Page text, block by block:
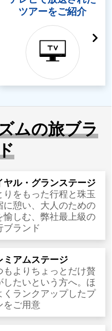
ツアーをご紹介
ムの旅ブラ
ヤル・グランステージ
りをもった行程と珠玉
に憩い、大人のための
愉しむ、弊社最上級の
ブランド
ミアムステージ
もよりちょっとだけ贅
したいという方へ。ほ
くランクアップしたプ
をご用意